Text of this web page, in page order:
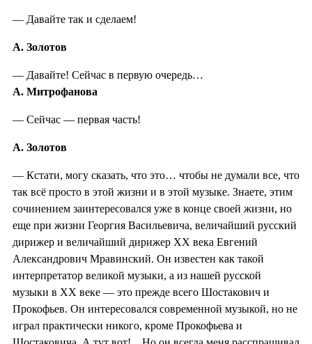
— Давайте так и сделаем!
А. Золотов
— Давайте! Сейчас в первую очередь…
А. Митрофанова
— Сейчас — первая часть!
А. Золотов
— Кстати, могу сказать, что это… чтобы не думали все, что
так всё просто в этой жизни и в этой музыке. Знаете, этим
сочинением заинтересовался уже в конце своей жизни, но
еще при жизни Георгия Васильевича, величайший русский
дирижер и величайший дирижер ХХ века Евгений
Александрович Мравинский. Он известен как такой
интерпретатор великой музыки, а из нашей русской
музыки в ХХ веке — это прежде всего Шостакович и
Прокофьев. Он интересовался современной музыкой, но не
играл практически никого, кроме Прокофьева и